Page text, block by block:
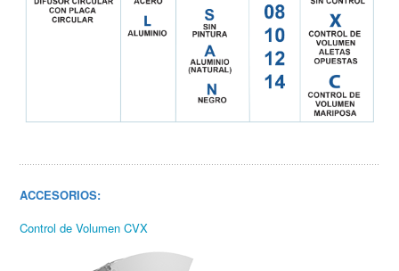
ACCESORIOS:
Control de Volumen CVX